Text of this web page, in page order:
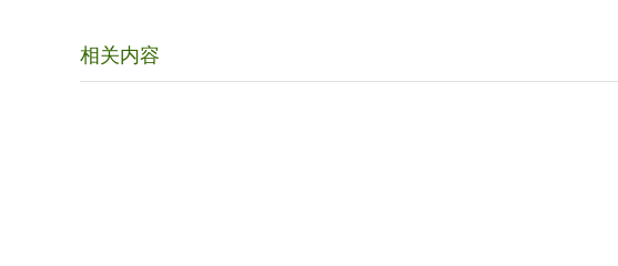
相关内容